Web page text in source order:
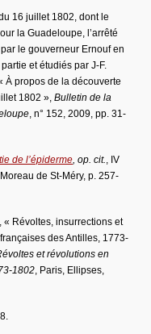
16 juillet 1802, dont le
la Guadeloupe, l’arrêté
le gouverneur Ernouf en
et étudiés par J-F.
À propos de la découverte
1802 », Bulletin de la
, n° 152, 2009, pp. 31-
de l’épiderme , op. cit.
, IV
de St-Méry, p. 257-
« Révoltes, insurrections et
des Antilles, 1773-
et révolutions en
1802 , Paris, Ellipses,